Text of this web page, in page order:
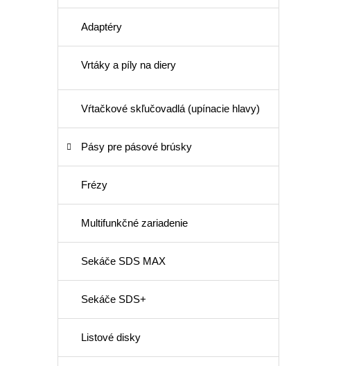
Adaptéry
Vrtáky a píly na diery
Vŕtačkové skľučovadlá (upínacie hlavy)
Pásy pre pásové brúsky
Frézy
Multifunkčné zariadenie
Sekáče SDS MAX
Sekáče SDS+
Listové disky